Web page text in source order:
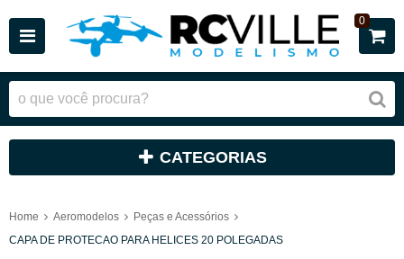
0
CATEGORIAS
Home Aeromodelos
Peças e Acessórios
CAPA DE PROTECAO PARA HELICES 20 POLEGADAS